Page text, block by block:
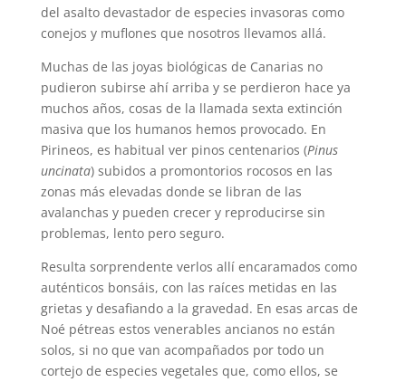
del asalto devastador de especies invasoras como
conejos y muflones que nosotros llevamos allá.
Muchas de las joyas biológicas de Canarias no
pudieron subirse ahí arriba y se perdieron hace ya
muchos años, cosas de la llamada sexta extinción
masiva que los humanos hemos provocado. En
Pirineos, es habitual ver pinos centenarios (Pinus
uncinata) subidos a promontorios rocosos en las
zonas más elevadas donde se libran de las
avalanchas y pueden crecer y reproducirse sin
problemas, lento pero seguro.
Resulta sorprendente verlos allí encaramados como
auténticos bonsáis, con las raíces metidas en las
grietas y desafiando a la gravedad. En esas arcas de
Noé pétreas estos venerables ancianos no están
solos, si no que van acompañados por todo un
cortejo de especies vegetales que, como ellos, se